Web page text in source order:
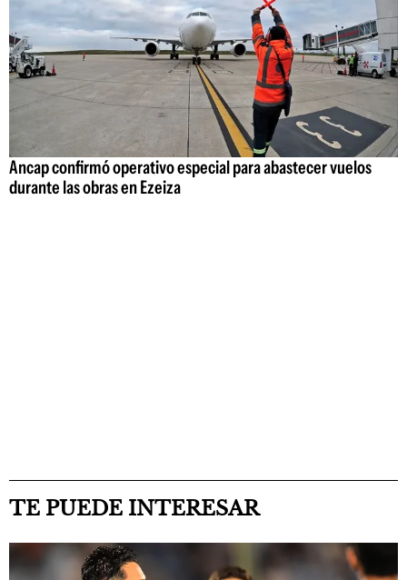
Ancap confirmó operativo especial para abastecer vuelos
durante las obras en Ezeiza
TE PUEDE INTERESAR